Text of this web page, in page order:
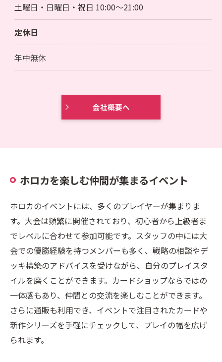
土曜日・日曜日・祝日 10:00～21:00
定休日
年中無休
会社概要へ
ホロカを楽しむ仲間が集まるイベント
ホロカのイベントには、多くのプレイヤーが集まりま
す。大会は頻繁に開催されており、初心者から上級者ま
でレベルに合わせて参加可能です。スタッフの中には大
会での優勝経験を持つメンバーも多く、戦略の相談やデ
ッキ構築のアドバイスを受けながら、自分のプレイスタ
イルを磨くことができます。カードショップならではの
一体感もあり、仲間との交流を楽しむことができます。
さらに通販も利用でき、イベントで注目されたカードや
新作シリーズを手軽にチェックして、プレイの幅を広げ
られます。